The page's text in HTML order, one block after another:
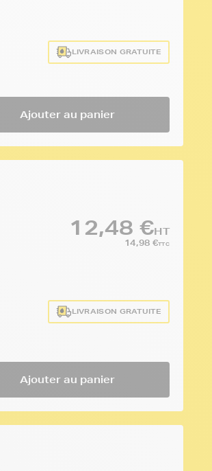
LIVRAISON GRATUITE
Ajouter au panier
12,48 €HT
14,98 €TTC
LIVRAISON GRATUITE
Ajouter au panier